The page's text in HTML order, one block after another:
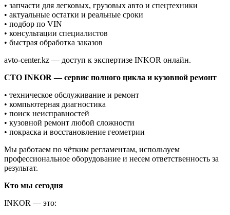
• запчасти для легковых, грузовых авто и спецтехники
• актуальные остатки и реальные сроки
• подбор по VIN
• консультации специалистов
• быстрая обработка заказов
avto-center.kz — доступ к экспертизе INKOR онлайн.
СТО INKOR — сервис полного цикла и кузовной ремонт
• техническое обслуживание и ремонт
• компьютерная диагностика
• поиск неисправностей
• кузовной ремонт любой сложности
• покраска и восстановление геометрии
Мы работаем по чётким регламентам, используем
профессиональное оборудование и несем ответственность за
результат.
Кто мы сегодня
INKOR — это: